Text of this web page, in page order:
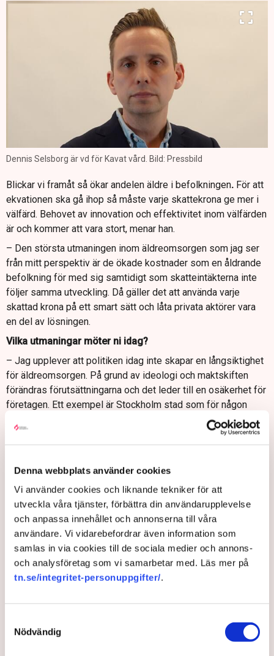
Denna webbplats använder cookies
Vi använder cookies och liknande tekniker för att
utveckla våra tjänster, förbättra din användarupplevelse
och anpassa innehållet och annonserna till våra
användare. Vi vidarebefordrar även information som
samlas in via cookies till de sociala medier och annons-
och analysföretag som vi samarbetar med. Läs mer på
tn.se/integritet-personuppgifter/.
Nödvändig
Dennis Selsborg är vd för Kavat vård. Bild: Pressbild
Blickar vi framåt så ökar andelen äldre i befolkningen. För att
ekvationen ska gå ihop så måste varje skattekrona ge mer i
välfärd. Behovet av innovation och effektivitet inom välfärden
är och kommer att vara stort, menar han.
– Den största utmaningen inom äldreomsorgen som jag ser
från mitt perspektiv är de ökade kostnader som en åldrande
befolkning för med sig samtidigt som skatteintäkterna inte
följer samma utveckling. Då gäller det att använda varje
skattad krona på ett smart sätt och låta privata aktörer vara
en del av lösningen.
Vilka utmaningar möter ni idag?
– Jag upplever att politiken idag inte skapar en långsiktighet
för äldreomsorgen. På grund av ideologi och maktskiften
förändras förutsättningarna och det leder till en osäkerhet för
företagen. Ett exempel är Stockholm stad som för någon
mandatperiod sedan hade ambitionen att 60 procent av
äldreboendena skulle drivas av privata bolag och 40 procent
av kommunen. En mandatperiod senare så är ombytta roller,
ett privat företag våga investera i att bygga ett äldreboende
med de förutsättningarna?
– I exemplet med Stockholm så är det också så att det
kommunala fastighetsbolaget inte hinner bygga sin andel
vilket leder till platsbrist och den stora förloraren är i
slutändan medborgarna.
Vad är de vanligaste missuppfattningarna i debatten?
personalen. Jag har själv arbetat inom äldreomsorgen i 20 år
och för mig är det tydligt att privata verksamheter är ledande